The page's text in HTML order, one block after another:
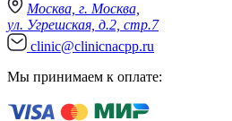
Москва, г. Москва,
ул. Угрешская, д.2, стр.7
clinic@clinicnacpp.ru
Мы принимаем к оплате: